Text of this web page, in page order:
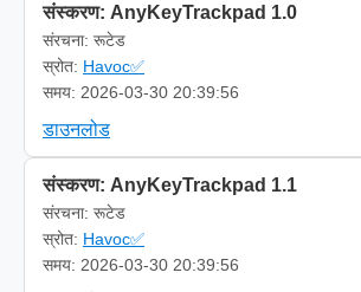
संस्करण: AnyKeyTrackpad 1.0
संरचना: रूटेड
स्रोत: Havoc✅
समय: 2026-03-30 20:39:56
डाउनलोड
संस्करण: AnyKeyTrackpad 1.1
संरचना: रूटेड
स्रोत: Havoc✅
समय: 2026-03-30 20:39:56